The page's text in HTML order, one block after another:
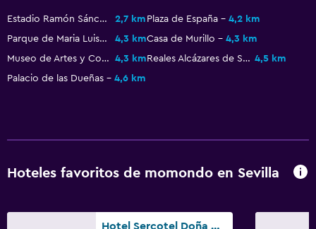
Limpieza diaria
Botiquín de primeros auxilios
Seguridad las 24 horas
Caja fuerte
Estadio Ramón Sánchez-Pizjuán 2,7 km Plaza de España
4,2 km
Parque de Maria Luisa
4,3 kmCasa de Murillo
4,3 km
Museo de Artes y Costumbres Populares
4,3 km Reales Alcázares de Sevilla 4,5 km
Palacio de las Dueñas
4,6 km
Hoteles favoritos de momondo en Sevilla
Hotel Sercotel Doña Carmela